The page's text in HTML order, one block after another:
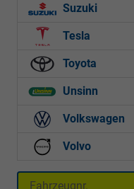
Suzuki
Tesla
Toyota
Unsinn
Volkswagen
Volvo
Fahrzeugnr.